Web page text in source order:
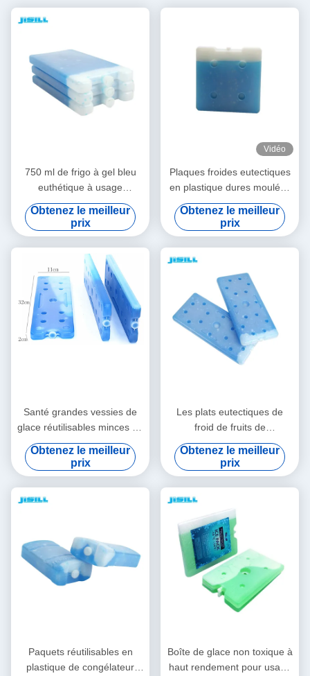
750 ml de frigo à gel bleu
euthétique à usage
réutilisable pour la fraîcheur
et la conservation des
aliments avec SAP
Obtenez le meilleur
prix
Vidéo
Plaques froides eutectiques
en plastique dures moulées
par souffle, plaques
eutectiques de congélateur
Obtenez le meilleur
prix
Santé grandes vessies de
glace réutilisables minces de
gel de congélateur pour des
fruits de mer Transportion de
refroidisseurs
Obtenez le meilleur
prix
Les plats eutectiques de
froid de fruits de
mer/chocolats que le grand
congélateur emballe le GV
de FDA approuvent
Obtenez le meilleur
prix
Paquets réutilisables en
plastique de congélateur
Boîte de glace non toxique à
haut rendement pour usage